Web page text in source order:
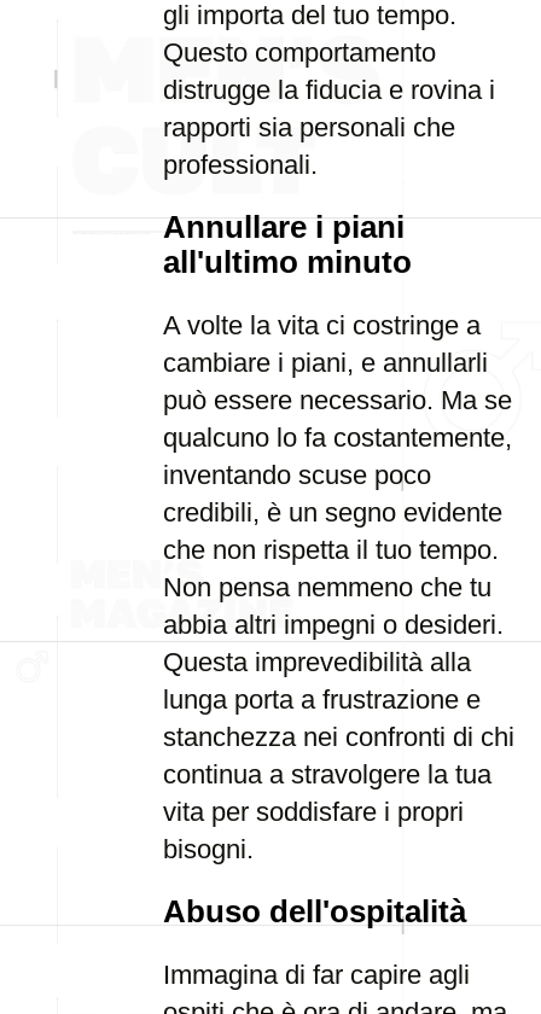
gli importa del tuo tempo.
Questo comportamento
distrugge la fiducia e rovina i
rapporti sia personali che
professionali.
Annullare i piani
all'ultimo minuto
A volte la vita ci costringe a
cambiare i piani, e annullarli
può essere necessario. Ma se
qualcuno lo fa costantemente,
inventando scuse poco
credibili, è un segno evidente
che non rispetta il tuo tempo.
Non pensa nemmeno che tu
abbia altri impegni o desideri.
Questa imprevedibilità alla
lunga porta a frustrazione e
stanchezza nei confronti di chi
continua a stravolgere la tua
vita per soddisfare i propri
bisogni.
Abuso dell'ospitalità
Immagina di far capire agli